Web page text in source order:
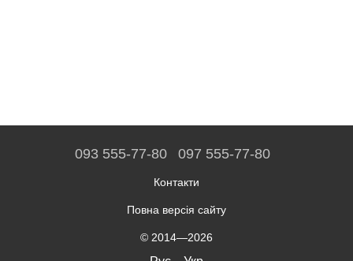
093 555-77-80 097 555-77-80
Контакти
Повна версія сайту
© 2014—2026